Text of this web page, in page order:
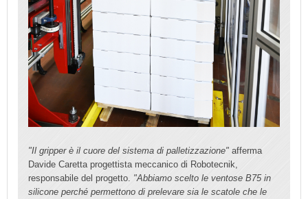
"Il gripper è il cuore del sistema di palletizzazione" afferma
Davide Caretta progettista meccanico di Robotecnik,
responsabile del progetto. "Abbiamo scelto le ventose B75 in
silicone perché permettono di prelevare sia le scatole che le